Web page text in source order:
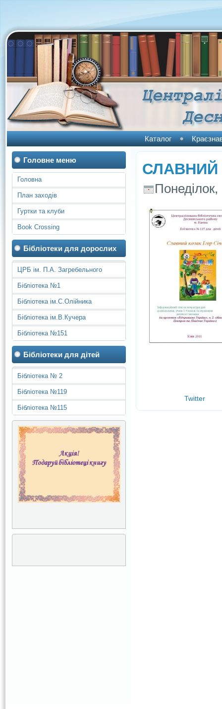
Каталог
Головне меню
Головна
План заходів
Гуртки та клуби
Book Crossing
Бібліотеки для дорослих
ЦРБ ім. П.А. Загребельного
Бібліотека №1
Бібліотека ім.С.Олійника
Бібліотека ім.В.Кучера
Бібліотека №151
Бібліотеки для дітей
Бібліотека № 2
Бібліотека №119
Бібліотека №115
СЛАВНИЙ
Понеділок,
Twitter